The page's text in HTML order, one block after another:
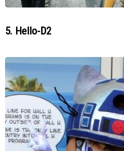
5. Hello-D2